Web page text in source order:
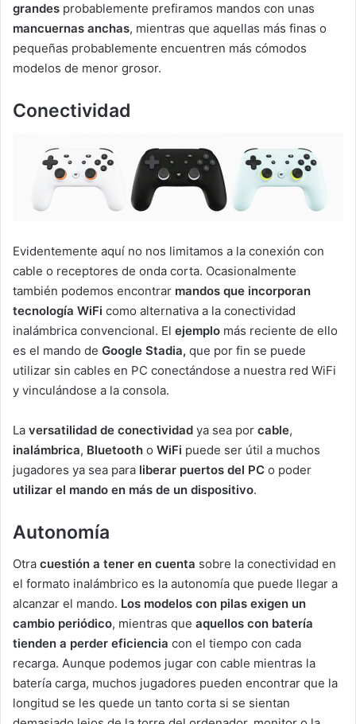
grandes probablemente prefiramos mandos con unas
mancuernas anchas, mientras que aquellas más finas o
pequeñas probablemente encuentren más cómodos
modelos de menor grosor.
Conectividad
Evidentemente aquí no nos limitamos a la conexión con
cable o receptores de onda corta. Ocasionalmente
también podemos encontrar mandos que incorporan
tecnología WiFi como alternativa a la conectividad
inalámbrica convencional. El ejemplo más reciente de ello
es el mando de Google Stadia, que por fin se puede
utilizar sin cables en PC conectándose a nuestra red WiFi
y vinculándose a la consola.
La versatilidad de conectividad ya sea por cable,
inalámbrica, Bluetooth o WiFi puede ser útil a muchos
jugadores ya sea para liberar puertos del PC o poder
utilizar el mando en más de un dispositivo.
Autonomía
Otra cuestión a tener en cuenta sobre la conectividad en
el formato inalámbrico es la autonomía que puede llegar a
alcanzar el mando. Los modelos con pilas exigen un
cambio periódico, mientras que aquellos con batería
tienden a perder eficiencia con el tiempo con cada
recarga. Aunque podemos jugar con cable mientras la
batería carga, muchos jugadores pueden encontrar que la
longitud se les quede un tanto corta si se sientan